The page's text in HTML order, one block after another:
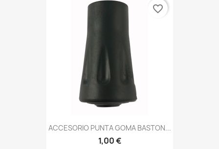
ACCESORIO PUNTA GOMA BASTON...
1,00 €
favorite_border